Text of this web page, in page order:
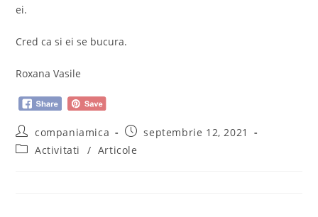
ei.
Cred ca si ei se bucura.
Roxana Vasile
Post
author:
companiamica
Post
published:
septembrie 12, 2021
PostActivitati / Articole